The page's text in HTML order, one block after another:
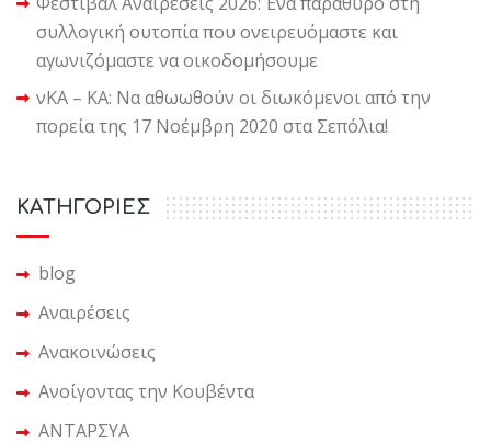
συλλογική ουτοπία που ονειρευόμαστε και
αγωνιζόμαστε να οικοδομήσουμε
νΚΑ – ΚΑ: Να αθωωθούν οι διωκόμενοι από την
πορεία της 17 Νοέμβρη 2020 στα Σεπόλια!
KΑΤΗΓΟΡΙΕΣ
blog
Αναιρέσεις
Ανακοινώσεις
Ανοίγοντας την Κουβέντα
ΑΝΤΑΡΣΥΑ